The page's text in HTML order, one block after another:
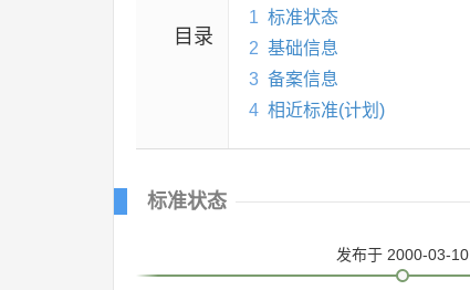
目录
1 标准状态
2 基础信息
3 备案信息
4 相近标准(计划)
标准状态
发布于 2000-03-10